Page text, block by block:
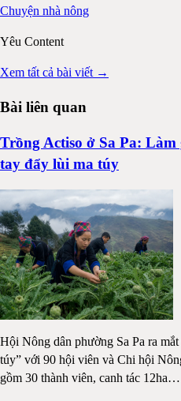
Chuyện nhà nông
Yêu Content
Xem tất cả bài viết →
Bài liên quan
Trồng Actiso ở Sa Pa:
tay đẩy lùi ma túy
Hội Nông dân phường Sa Pa ra
túy” với 90 hội viên và Chi hội
gồm 30 thành viên, canh tác 12ha…